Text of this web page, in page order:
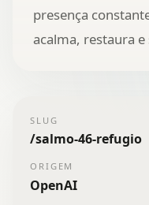
presença
acalma, restaura
SLUG
/salmo-46-refugio
ORIGEM
OpenAI